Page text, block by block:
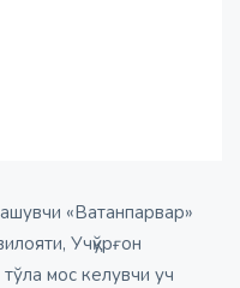
«Ватанпарвар»
Учқўрғон
мос келувчи уч